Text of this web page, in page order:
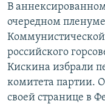
поискуИНФОГРАФИКА
ТЕЛЕПРОЕКТ
СОВЕТЫ
ПРОПАВШИЕ БЕЗ
ПОБЕДИТЕЛЕЙ НЕ
КАК ОБОЙТИ
Українською
Qırımtatar
ПРИСОЕДИНЯЙТЕСЬ!
В
очередном
российского
Кискина избрали
комитета партии.
своей странице в